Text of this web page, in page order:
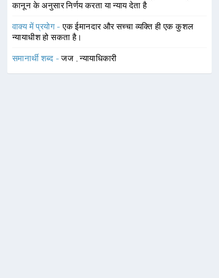
कानून के अनुसार निर्णय करता या न्याय देता है
वाक्य में प्रयोग -एक ईमानदार और सच्चा व्यक्ति ही एक कुशल
न्यायाधीश हो सकता है।
समानार्थी शब्द -जज ,न्यायाधिकारी